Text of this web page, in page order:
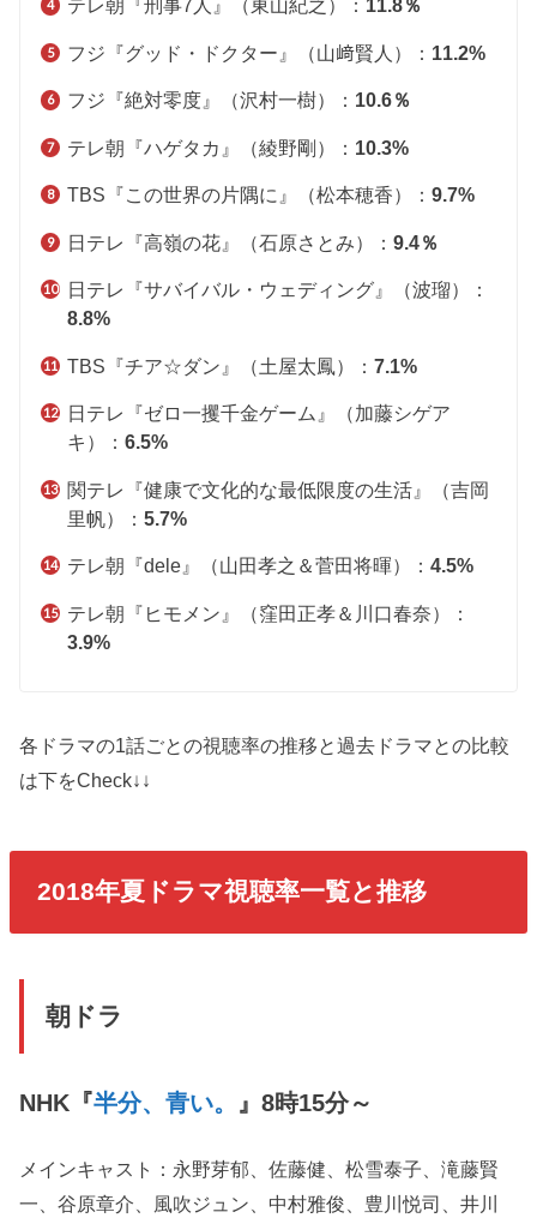
テレ朝『刑事7人』（東山紀之）： 11.8％
フジ『グッド・ドクター』（山﨑賢人）： 11.2%
フジ『絶対零度』（沢村一樹）： 10.6％
テレ朝『ハゲタカ』（綾野剛）： 10.3%
TBS『この世界の片隅に』（松本穂香）： 9.7%
日テレ『高嶺の花』（石原さとみ）： 9.4％
日テレ『サバイバル・ウェディング』（波瑠）：
8.8%
TBS『チア☆ダン』（土屋太鳳）： 7.1%
日テレ『ゼロ一攫千金ゲーム』（加藤シゲア
キ）： 6.5%
関テレ『健康で文化的な最低限度の生活』（吉岡
里帆）： 5.7%
テレ朝『dele』（山田孝之＆菅田将暉）： 4.5%
テレ朝『ヒモメン』（窪田正孝＆川口春奈）：
3.9%
各ドラマの1話ごとの視聴率の推移と過去ドラマとの比較
は下をCheck↓↓
2018年夏ドラマ視聴率一覧と推移
朝ドラ
NHK『半分、青い。 』8時15分～
メインキャスト：永野芽郁、佐藤健、松雪泰子、滝藤賢
一、谷原章介、風吹ジュン、中村雅俊、豊川悦司、井川